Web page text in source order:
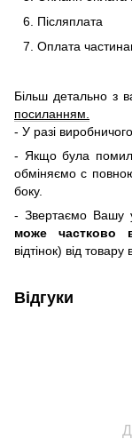
Післяплата
Оплата
Більш детально з
посиланням.
- У разі
- Якщо була
обміняємо c
боку.
- Звертаємо Вашу
може частково
відтінок) від товару
Відгуки